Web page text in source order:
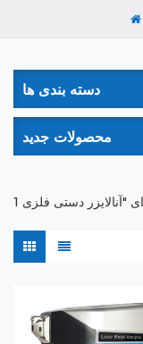
دسته بندی ها
محصولات جدید